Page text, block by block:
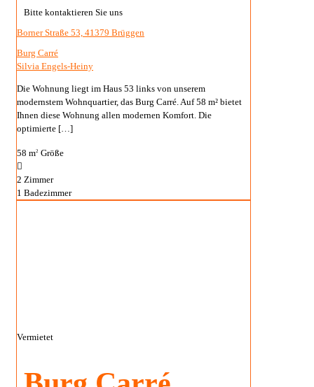
Bitte kontaktieren Sie uns
Borner Straße 53, 41379 Brüggen
Burg Carré
Silvia Engels-Heiny
Die Wohnung liegt im Haus 53 links von unserem
modernstem Wohnquartier, das Burg Carré. Auf 58 m² bietet
Ihnen diese Wohnung allen modernen Komfort. Die
optimierte […]
58 m2 Größe
2 Zimmer
1 Badezimmer
Vermietet